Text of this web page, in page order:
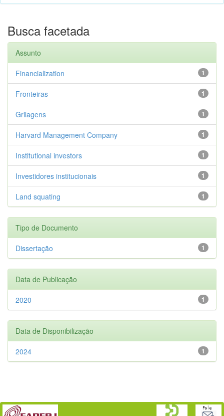
Busca facetada
Assunto
1
Financialization
1
Fronteiras
1
Grilagens
1
Harvard Management Company
1
Institutional investors
1
Investidores institucionais
1
Land squating
Tipo de Documento
1
Dissertação
Data de Publicação
1
2020
Data de Disponibilização
1
2024